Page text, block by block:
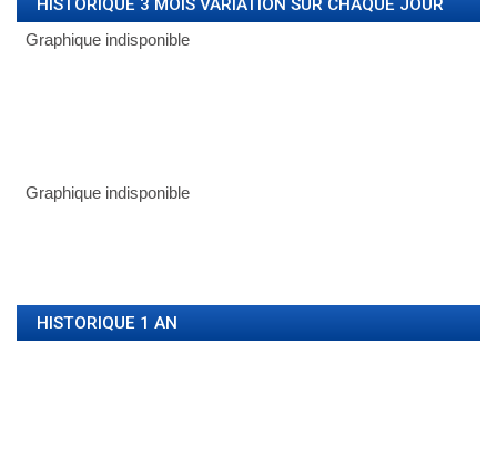
HISTORIQUE 3 MOIS VARIATION SUR CHAQUE JOUR
HISTORIQUE 1 AN